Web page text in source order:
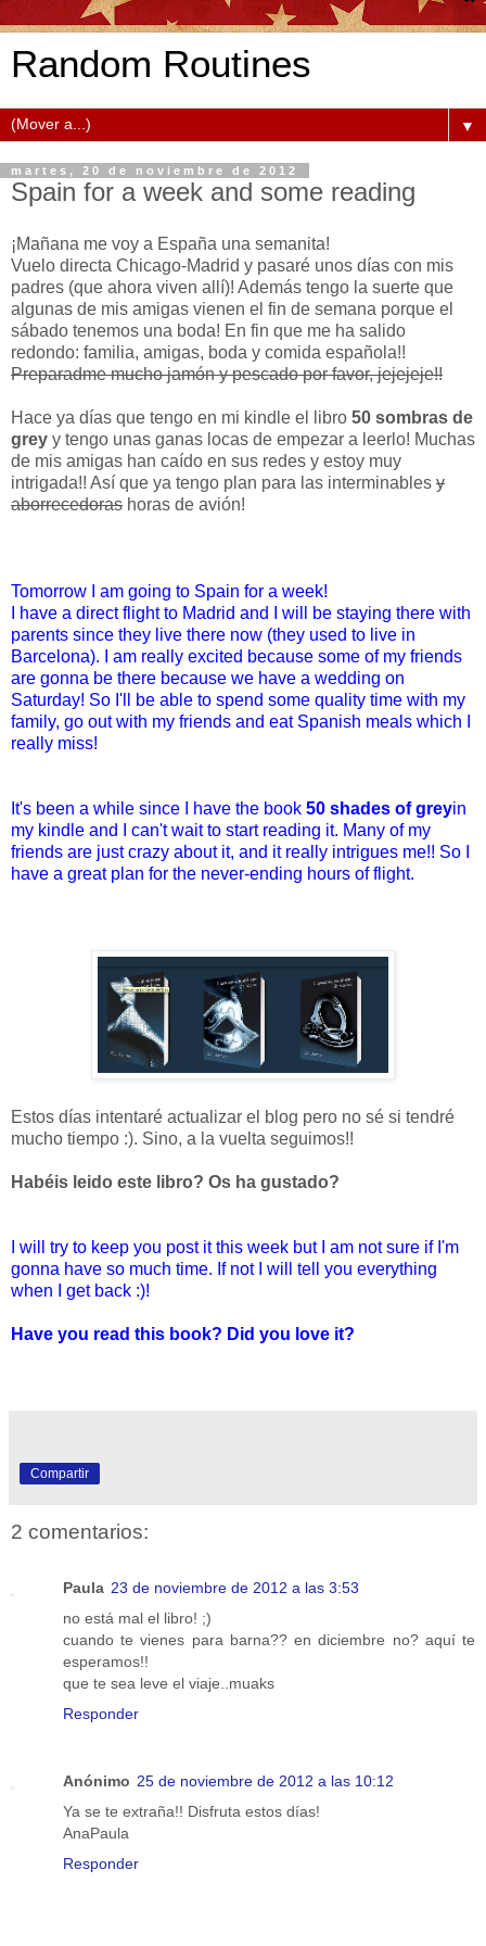
Random Routines
▼
martes, 20 de noviembre de 2012
Spain for a week and some reading
¡Mañana me voy a España una semanita!
Vuelo directa Chicago-Madrid y pasaré unos días con mis
padres (que ahora viven allí)! Además tengo la suerte que
algunas de mis amigas vienen el fin de semana porque el
sábado tenemos una boda! En fin que me ha salido
redondo: familia, amigas, boda y comida española!!
Preparadme mucho jamón y pescado por favor, jejejeje!!
Hace ya días que tengo en mi kindle el libro 50 sombras de
grey y tengo unas ganas locas de empezar a leerlo! Muchas
de mis amigas han caído en sus redes y estoy muy
intrigada!! Así que ya tengo plan para las interminables y
aborrecedoras horas de avión!
Tomorrow I am going to Spain for a week!
I have a direct flight to Madrid and I will be staying there with
parents since they live there now (they used to live in
Barcelona). I am really excited because some of my friends
are gonna be there because we have a wedding on
Saturday! So I'll be able to spend some quality time with my
family, go out with my friends and eat Spanish meals which I
really miss!
It's been a while since I have the book 50 shades of greyin
my kindle and I can't wait to start reading it. Many of my
friends are just crazy about it, and it really intrigues me!! So I
have a great plan for the never-ending hours of flight.
Estos días intentaré actualizar el blog pero no sé si tendré
mucho tiempo :). Sino, a la vuelta seguimos!!
Habéis leido este libro? Os ha gustado?
I will try to keep you post it this week but I am not sure if I'm
gonna have so much time. If not I will tell you everything
when I get back :)!
Have you read this book? Did you love it?
Compartir
2 comentarios:
Paula 23 de noviembre de 2012 a las 3:53
no está mal el libro! ;)
cuando te vienes para barna?? en diciembre no? aquí te
esperamos!!
que te sea leve el viaje..muaks
Responder
Anónimo 25 de noviembre de 2012 a las 10:12
Ya se te extraña!! Disfruta estos días!
AnaPaula
Responder